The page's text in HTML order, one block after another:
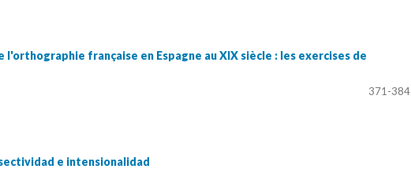
française en Espagne au XIX siècle : les exercises de
371-384
e intensionalidad